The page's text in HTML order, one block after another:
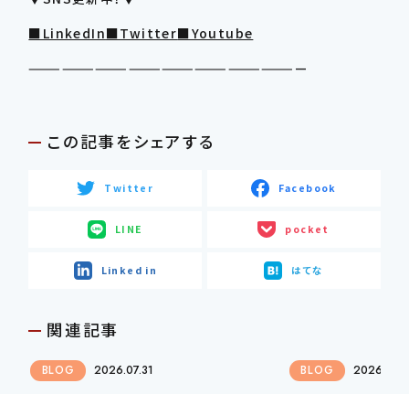
■LinkedIn■Twitter■Youtube
—————————————————————————
この記事をシェアする
Twitter Facebook
LINE pocket
Linked in はてな
関連記事
BLOG 2026.07.31 BLOG